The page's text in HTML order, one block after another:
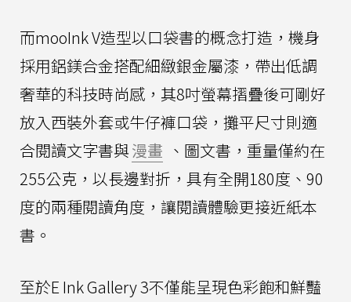
而mooInk V造型以口袋書的概念打造，機身
採用鋁鎂合金搭配細緻銀金屬漆，帶出低調
奢華的科技時尚感，其8吋螢幕摺疊後可剛好
放入西裝外套或牛仔褲口袋，攤平尺寸則適
合閱讀文字書與漫畫 、圖文書，重量僅約在
255公克，以長邊對折，具有全開180度、90
度的兩種閱讀角度，讓閱讀體驗更接近紙本
書。
至於E Ink Gallery 3不僅能呈現色彩飽和鮮豔